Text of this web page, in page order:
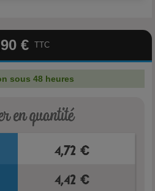
€ TTC
sous 48 heures